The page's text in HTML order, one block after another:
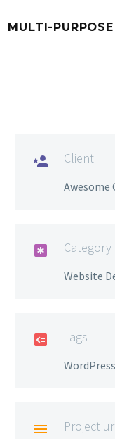
MULTI-
 Client
Awesome
 Category
Website
 Tags
 Project